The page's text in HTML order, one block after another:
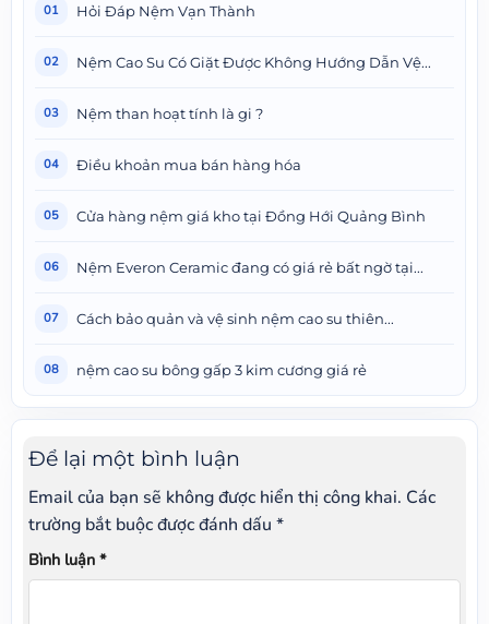
01 Hỏi Đáp Nệm Vạn Thành
02 Nệm Cao Su Có Giặt Được Không Hướng Dẫn Vệ...
03 Nệm than hoạt tính là gi ?
04 Điều khoản mua bán hàng hóa
05 Cửa hàng nệm giá kho tại Đồng Hới Quảng Bình
06 Nệm Everon Ceramic đang có giá rẻ bất ngờ tại...
07 Cách bảo quản và vệ sinh nệm cao su thiên...
08 nệm cao su bông gấp 3 kim cương giá rẻ
Để lại một bình luận
Email của bạn sẽ không được hiển thị công khai. Các
trường bắt buộc được đánh dấu *
Bình luận *